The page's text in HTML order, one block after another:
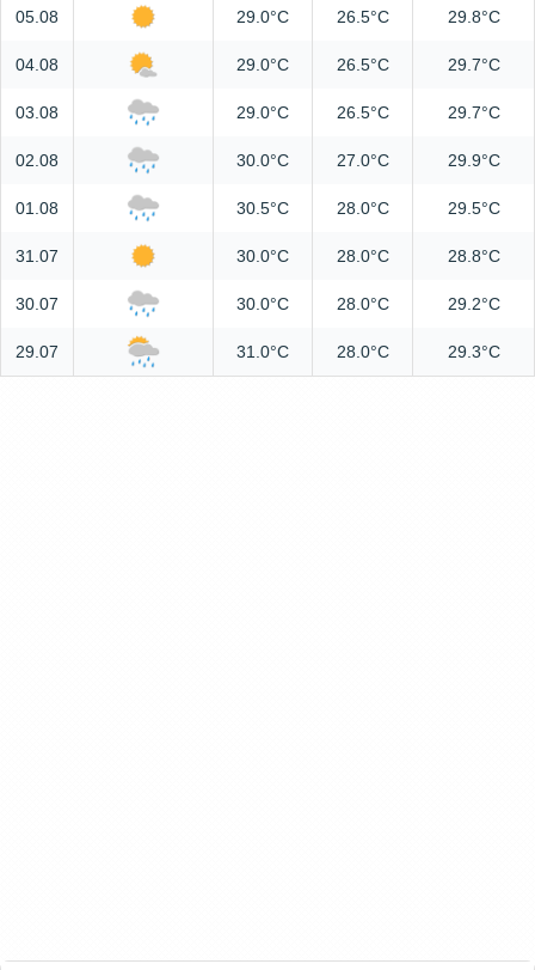
05.08 29.0°C 26.5°C 29.8°C
04.08 29.0°C 26.5°C 29.7°C
03.08 29.0°C 26.5°C 29.7°C
02.08 30.0°C 27.0°C 29.9°C
01.08 30.5°C 28.0°C 29.5°C
31.07 30.0°C 28.0°C 28.8°C
30.07 30.0°C 28.0°C 29.2°C
29.07 31.0°C 28.0°C 29.3°C